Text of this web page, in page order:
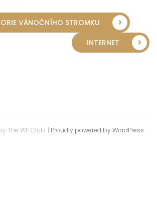
VÁNOČNÍHO STROMKU
INTERNET
The WP Club. | Proudly powered by WordPress